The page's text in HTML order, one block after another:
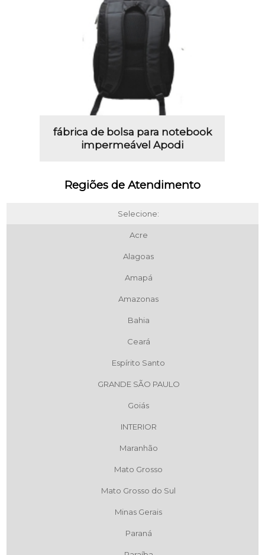
fábrica de bolsa para notebook
impermeável Apodi
Regiões de Atendimento
Selecione:
Acre
Alagoas
Amapá
Amazonas
Bahia
Ceará
Espírito Santo
GRANDE SÃO PAULO
Goiás
INTERIOR
Maranhão
Mato Grosso
Mato Grosso do Sul
Minas Gerais
Paraná